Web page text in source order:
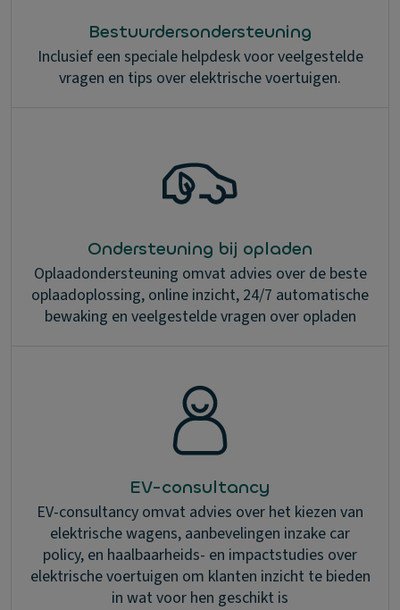
Bestuurdersondersteuning
Inclusief een speciale helpdesk voor veelgestelde
vragen en tips over elektrische voertuigen.
Ondersteuning bij opladen
Oplaadondersteuning omvat advies over de beste
oplaadoplossing, online inzicht, 24/7 automatische
bewaking en veelgestelde vragen over opladen
EV-consultancy
EV-consultancy omvat advies over het kiezen van
elektrische wagens, aanbevelingen inzake car
policy, en haalbaarheids- en impactstudies over
elektrische voertuigen om klanten inzicht te bieden
in wat voor hen geschikt is